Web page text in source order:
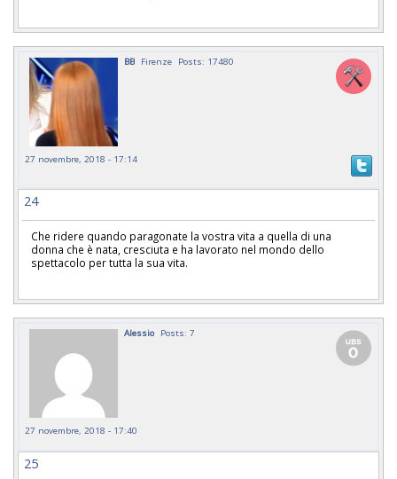
BB Firenze Posts: 17480
27 novembre, 2018 - 17:14
24
Che ridere quando paragonate la vostra vita a quella di una
donna che è nata, cresciuta e ha lavorato nel mondo dello
spettacolo per tutta la sua vita.
Alessio Posts: 7
27 novembre, 2018 - 17:40
25